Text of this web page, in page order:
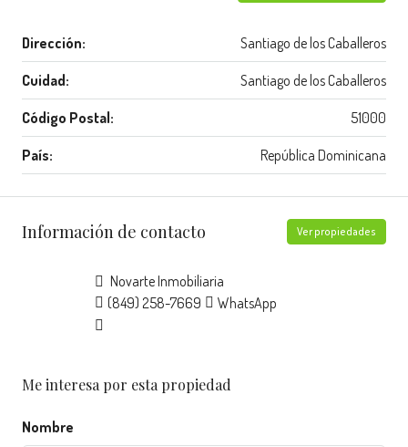
Dirección: Santiago de los Caballeros
Cuidad: Santiago de los Caballeros
Código Postal: 51000
País: República Dominicana
Información de contacto Ver propiedades
Novarte Inmobiliaria
(849) 258-7669
WhatsApp
Me interesa por esta propiedad
Nombre